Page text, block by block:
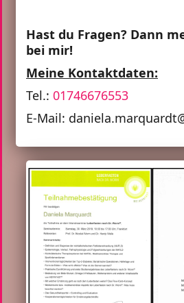
Hast du Fragen? Dann
bei mir!
Meine Kontaktdaten:
Tel.: 01746676553
E-Mail: